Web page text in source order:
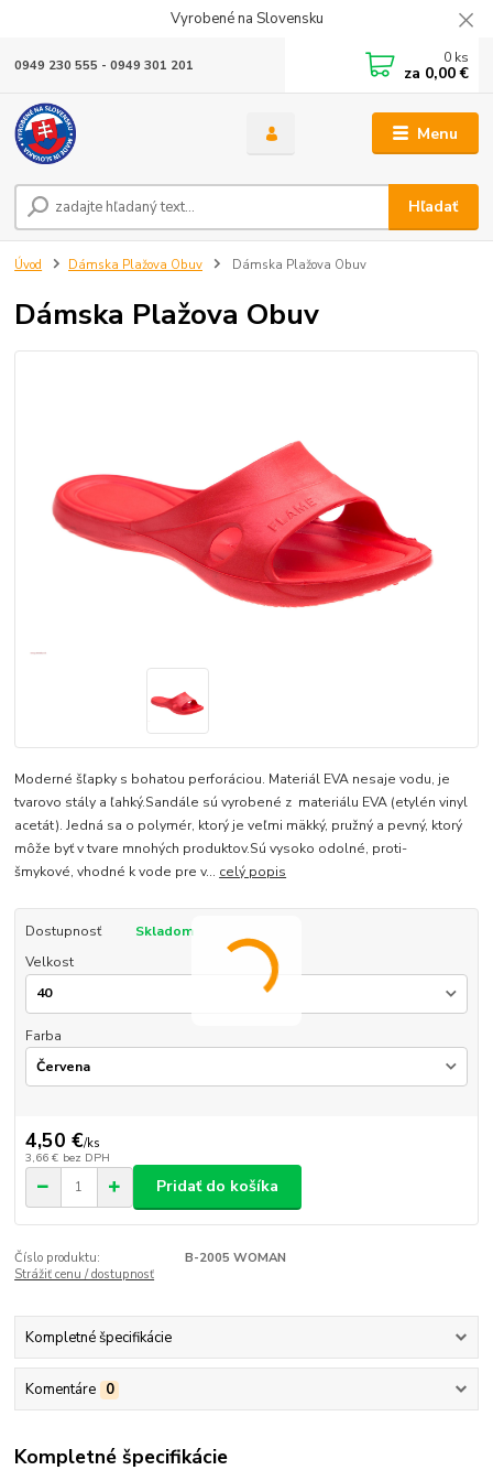
Vyrobené na Slovensku
Menu
Hľadať
0949 230 555 - 0949 301 201 0 ks
za 0,00 €
Úvod Dámska Plažova Obuv Dámska Plažova Obuv
Dámska Plažova Obuv
Moderné šľapky s bohatou perforáciou. Materiál EVA nesaje vodu, je
tvarovo stály a ľahký.Sandále sú vyrobené z materiálu EVA (etylén vinyl
acetát). Jedná sa o polymér, ktorý je veľmi mäkký, pružný a pevný, ktorý
môže byť v tvare mnohých produktov.Sú vysoko odolné, proti-
šmykové, vhodné k vode pre v... celý popis
Dostupnosť
Skladom
Velkost
Farba
4,50 €/ks
3,66 € bez DPH
Pridať do košíka
Číslo produktu:
B-2005 WOMAN
Strážiť cenu / dostupnosť
Kompletné špecifikácie
Komentáre 0
Kompletné špecifikácie